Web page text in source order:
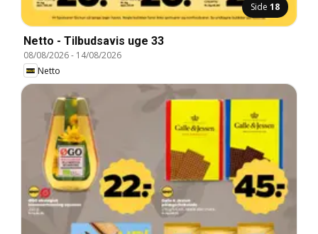
Side 18
Netto - Tilbudsavis uge 33
08/08/2026- 14/08/2026
Netto